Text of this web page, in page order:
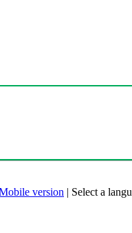
version | Select a